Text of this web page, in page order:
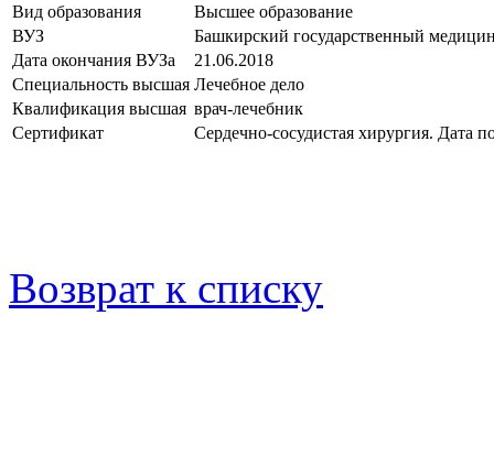
Вид образования
Высшее образование
ВУЗ
Башкирский государственный
Дата окончания ВУЗа
21.06.2018
Специальность высшая Лечебное дело
Квалификация высшая врач-лечебник
Сертификат
Сердечно-сосудистая хирургия. Дата
Возврат к списку